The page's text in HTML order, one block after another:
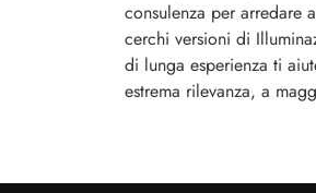
consulenza per arredare
cerchi versioni di
di lunga esperienza ti
estrema rilevanza, a